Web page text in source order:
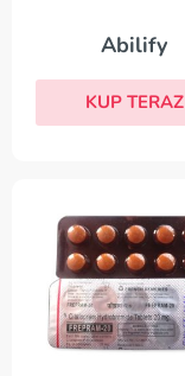
Abilify
KUP TERAZ